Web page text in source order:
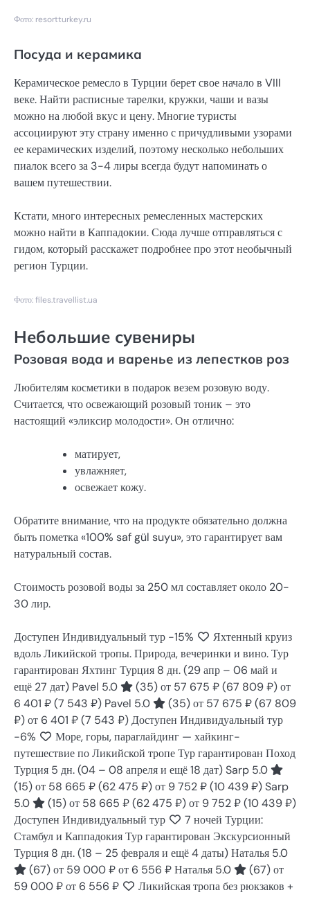
Фото: resortturkey.ru
Посуда и керамика
Керамическое ремесло в Турции берет свое начало в VIII
веке. Найти расписные тарелки, кружки, чаши и вазы
можно на любой вкус и цену. Многие туристы
ассоциируют эту страну именно с причудливыми узорами
ее керамических изделий, поэтому несколько небольших
пиалок всего за 3-4 лиры всегда будут напоминать о
вашем путешествии.
Кстати, много интересных ремесленных мастерских
можно найти в Каппадокии. Сюда лучше отправляться с
гидом, который расскажет подробнее про этот необычный
регион Турции.
Фото: files.travellist.ua
Небольшие сувениры
Розовая вода и варенье из лепестков роз
Любителям косметики в подарок везем розовую воду.
Считается, что освежающий розовый тоник – это
настоящий «эликсир молодости». Он отлично:
матирует,
увлажняет,
освежает кожу.
Обратите внимание, что на продукте обязательно должна
быть пометка «100% saf gül suyu», это гарантирует вам
натуральный состав.
Стоимость розовой воды за 250 мл составляет около 20-
30 лир.
Доступен Индивидуальный тур -15%
Яхтенный круиз
вдоль Ликийской тропы. Природа, вечеринки и вино. Тур
гарантирован Яхтинг Турция 8 дн.(29 апр – 06 май и
ещё 27 дат) Pavel 5.0 (35)от 57 675 ₽(67 809 ₽)от
6 401 ₽(7 543 ₽) Pavel 5.0 (35)от 57 675 ₽(67 809
₽)от 6 401 ₽(7 543 ₽)Доступен Индивидуальный тур
-6%
Море, горы, параглайдинг — хайкинг-
путешествие по Ликийской тропе Тур гарантирован Поход
Турция 5 дн.(04 – 08 апреля и ещё 18 дат)Sarp 5.0
(15)от 58 665 ₽(62 475 ₽)от 9 752 ₽(10 439 ₽)Sarp
5.0
(15)от 58 665 ₽(62 475 ₽)от 9 752 ₽(10 439 ₽)
Доступен Индивидуальный тур
7 ночей Турции:
Стамбул и Каппадокия Тур гарантирован Экскурсионный
Турция 8 дн.(18 – 25 февраля и ещё 4 даты)Наталья 5.0
(67)от 59 000 ₽от 6 556 ₽Наталья 5.0 (67)от
59 000 ₽от 6 556 ₽
Ликийская тропа без рюкзаков +